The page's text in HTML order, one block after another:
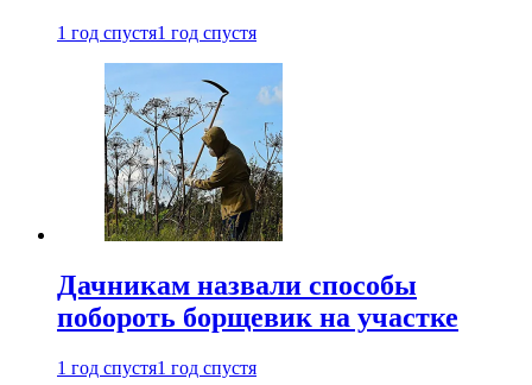
1 год спустя1 год спустя
Дачникам назвали способы
побороть борщевик на участке
1 год спустя1 год спустя